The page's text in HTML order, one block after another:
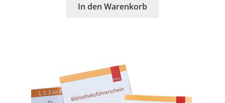
In den Warenkorb